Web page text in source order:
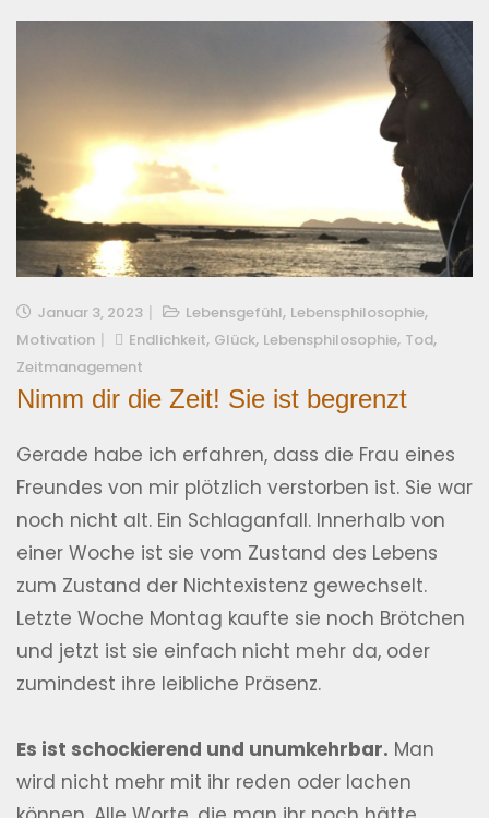
Januar 3, 2023 Lebensgefühl, Lebensphilosophie,
Motivation Endlichkeit, Glück, Lebensphilosophie, Tod,
Zeitmanagement
Nimm dir die Zeit! Sie ist begrenzt
Gerade habe ich erfahren, dass die Frau eines
Freundes von mir plötzlich verstorben ist. Sie war
noch nicht alt. Ein Schlaganfall. Innerhalb von
einer Woche ist sie vom Zustand des Lebens
zum Zustand der Nichtexistenz gewechselt.
Letzte Woche Montag kaufte sie noch Brötchen
und jetzt ist sie einfach nicht mehr da, oder
zumindest ihre leibliche Präsenz.
Es ist schockierend und unumkehrbar. Man
wird nicht mehr mit ihr reden oder lachen